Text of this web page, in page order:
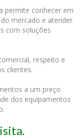
permite conhecer em
mercado e atender
com soluções
respeito e
clientes.
a um preço
dos equipamentos